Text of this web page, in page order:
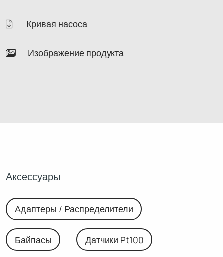
Кривая насоса
Изображение продукта
Аксессуары
Адаптеры / Распределители
Байпасы Датчики Pt100